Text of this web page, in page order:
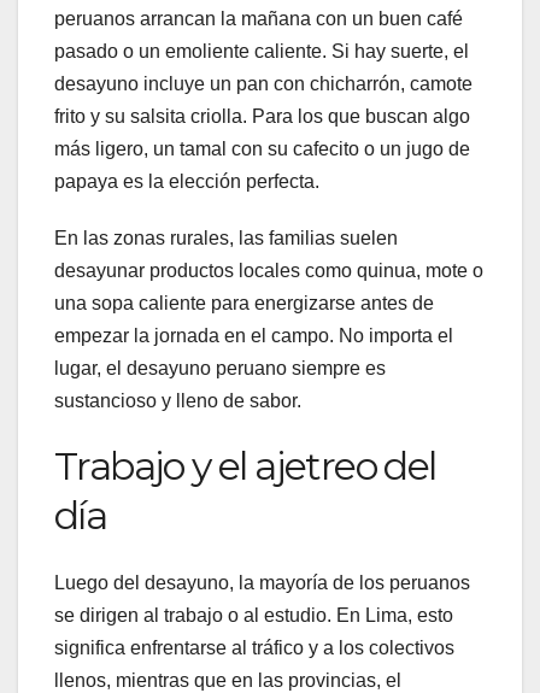
peruanos arrancan la mañana con un buen café
pasado o un emoliente caliente. Si hay suerte, el
desayuno incluye un pan con chicharrón, camote
frito y su salsita criolla. Para los que buscan algo
más ligero, un tamal con su cafecito o un jugo de
papaya es la elección perfecta.
En las zonas rurales, las familias suelen
desayunar productos locales como quinua, mote o
una sopa caliente para energizarse antes de
empezar la jornada en el campo. No importa el
lugar, el desayuno peruano siempre es
sustancioso y lleno de sabor.
Trabajo y el ajetreo del
día
Luego del desayuno, la mayoría de los peruanos
se dirigen al trabajo o al estudio. En Lima, esto
significa enfrentarse al tráfico y a los colectivos
llenos, mientras que en las provincias, el